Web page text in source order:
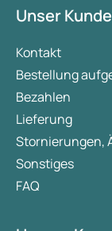
Unser
Kontakt
Bestellung
Bezahlen
Lieferung
Stornierungen,
Sonstiges
FAQ